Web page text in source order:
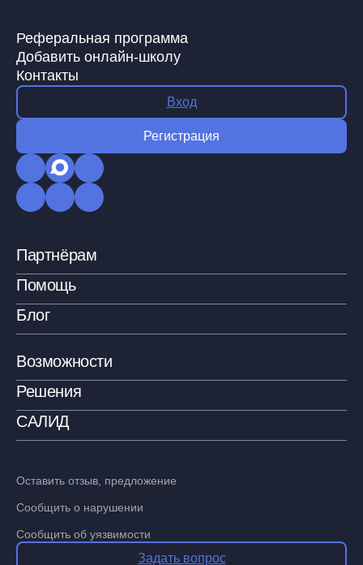
Реферальная программа
Добавить онлайн-школу
Контакты
Вход
Регистрация
Партнёрам
Помощь
Блог
Возможности
Решения
САЛИД
Оставить отзыв, предложение
Сообщить о нарушении
Сообщить об уязвимости
Задать вопрос